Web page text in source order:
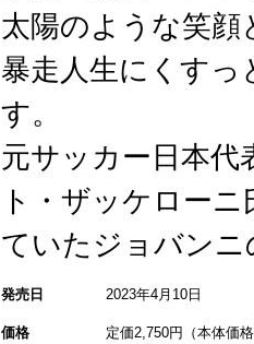
太陽のような笑
暴走人生にくす
す。
元サッカー日本
ト・ザッケロー
ていたジョバン
発売日 2023年4月10日
価格 定価2,750円（本体価